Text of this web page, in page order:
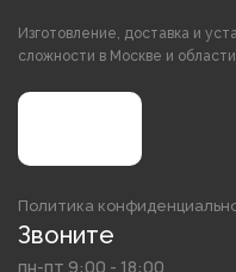
Изготовление, доставка и
сложности в Москве и
Политика
Звоните
пн-пт 9:00 - 18:00